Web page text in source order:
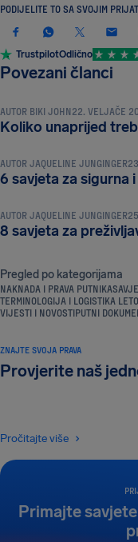
PODIJELITE TO SA SVOJIM
TrustpilotOdlično
Povezani članci
SAVJETI I TRIKOVI ZA PUTOVANJA
AUTOR BIKI JOHN22. VELJAČE
Koliko unaprijed
SAVJETI I TRIKOVI ZA PUTOVANJA
AUTOR JAQUELINE JUNGINGER
6 savjeta za sigurna
SAVJETI I TRIKOVI ZA PUTOVANJA
AUTOR JAQUELINE JUNGINGER
8 savjeta za
Pregled po kategorijama
NAKNADA I PRAVA PUTNIKA
TERMINOLOGIJA I LOGISTIKA
VIJESTI I NOVOSTIPUTNI
Primajte
ZNAJTE SVOJA PRAVA
Provjerite naš
Pročitajte više